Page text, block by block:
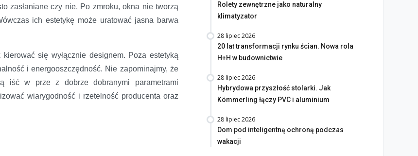
zasłaniane czy nie. Po zmroku, okna nie tworzą
ich estetykę może uratować jasna barwa
się wyłącznie designem. Poza estetyką
i energooszczędność. Nie zapominajmy, że
iść w prze z dobrze dobranymi parametrami
wiarygodność i rzetelność producenta oraz
Rolety zewnętrzne jako naturalny
klimatyzator
28 lipiec 2026
20 lat transformacji rynku ścian. Nowa rola
H+H w budownictwie
28 lipiec 2026
Hybrydowa przyszłość stolarki. Jak
Kömmerling łączy PVC i aluminium
28 lipiec 2026
Dom pod inteligentną ochroną podczas
wakacji